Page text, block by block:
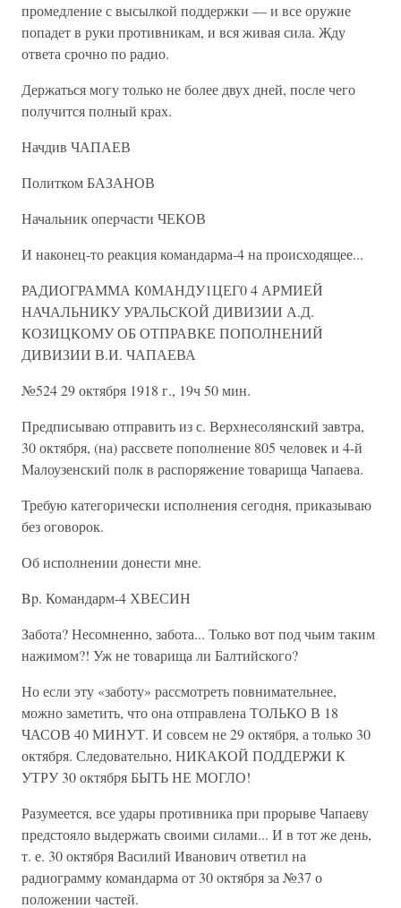
промедление с высылкой поддержки — и все оружие
попадет в руки противникам, и вся живая сила. Жду
ответа срочно по радио.
Держаться могу только не более двух дней, после чего
получится полный крах.
Начдив ЧАПАЕВ
Политком БАЗАНОВ
Начальник оперчасти ЧЕКОВ
И наконец-то реакция командарма-4 на происходящее...
РАДИОГРАММА К0МАНДУ1ЦЕГ0 4 АРМИЕЙ
НАЧАЛЬНИКУ УРАЛЬСКОЙ ДИВИЗИИ А.Д.
КОЗИЦКОМУ ОБ ОТПРАВКЕ ПОПОЛНЕНИЙ
ДИВИЗИИ В.И. ЧАПАЕВА
№524 29 октября 1918 г., 19ч 50 мин.
Предписываю отправить из с. Верхнесолянский завтра,
30 октября, (на) рассвете пополнение 805 человек и 4-й
Малоузенский полк в распоряжение товарища Чапаева.
Требую категорически исполнения сегодня, приказываю
без оговорок.
Об исполнении донести мне.
Bp. Командарм-4 ХВЕСИН
Забота? Несомненно, забота... Только вот под чьим таким
нажимом?! Уж не товарища ли Балтийского?
Но если эту «заботу» рассмотреть повнимательнее,
можно заметить, что она отправлена ТОЛЬКО В 18
ЧАСОВ 40 МИНУТ. И совсем не 29 октября, а только 30
октября. Следовательно, НИКАКОЙ ПОДДЕРЖИ К
УТРУ 30 октября БЫТЬ НЕ МОГЛО!
Разумеется, все удары противника при прорыве Чапаеву
предстояло выдержать своими силами... И в тот же день,
т. е. 30 октября Василий Иванович ответил на
радиограмму командарма от 30 октября за №37 о
положении частей.